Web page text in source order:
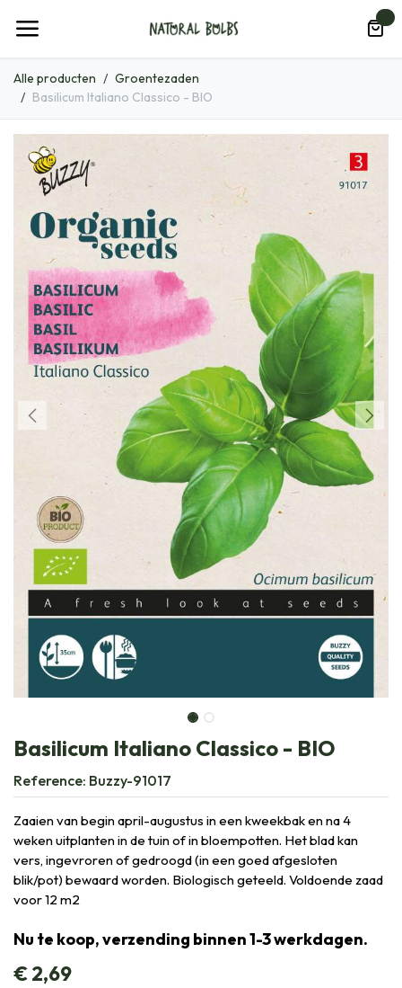
Alle producten
Groentezaden
Basilicum Italiano Classico - BIO
Basilicum Italiano Classico - BIO
Reference: Buzzy-91017
Zaaien van begin april-augustus in een kweekbak en na 4
weken uitplanten in de tuin of in bloempotten. Het blad kan
vers, ingevroren of gedroogd (in een goed afgesloten
blik/pot) bewaard worden. Biologisch geteeld. Voldoende zaad
voor 12 m2
Nu te koop, verzending binnen 1-3 werkdagen.
€2,69